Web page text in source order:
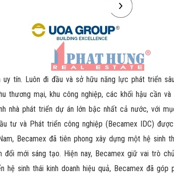
tín. Luôn đi đầu và sở hữu năng lực phát triển
thương mại, khu công nghiệp, các khối hậu cần
nhà phát triển dự án lớn bậc nhất cả nước, với
tư và Phát triển công nghiệp (Becamex IDC)
Becamex đã tiên phong xây dựng một hệ sinh
mới sáng tạo. Hiện nay, Becamex giữ vai trò
sinh thái kinh doanh hiệu quả, Becamex đã